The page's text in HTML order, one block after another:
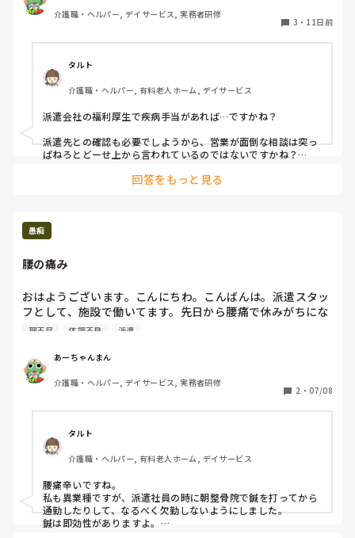
介護職・ヘルパー, デイサービス, 実務者研修
3 ・ 11日前
タルト
介護職・ヘルパー, 有料老人ホーム, デイサービス
派遣会社の福利厚生で疾病手当があれば…ですかね？
派遣先との確認も必要でしようから、営業が面倒な相談は突っ
ぱねろとどーせ上から言われているのではないですかね？
次の紹介がないのは、特にこの業界で腰痛は致命的ですし、ま
たすぐに休んだり辞められたら…という理由でしょう。
派遣は元よりこの業種を続けるにはまずはある程度腰痛は治す
ストレッチ等で良くなる場合も多いですよ。
目先なら単発で体調に合わせて稼ぐ、長い目を見るならたとえ
短時間パートでも直雇用になることです。
私はこの業種でも派遣やりましたが、生きづらさったらありゃ
しないという感じでした😭
私が単発バイト先の派遣さんはのびのびやってて一概には言え
ないと思いますが…派遣なら異業種の方が働きやすいですよ！
回答をもっと見る
愚痴
腰の痛み
おはようございます。こんにちわ。こんばんは。派遣スタッ
フとして、施設で働いてます。先日から腰痛で休みがちにな
ってしまい、整形外科へ受診しました。診断書を書いてもら
快するまでの間無理をしないことが望ましい。と診断書を出
してくれました。派遣会社からは、当日欠勤は、なるべく避
けてくださいと言われましたが、心配されるだけでなく、不
信感を持たされるのは心外れかと思いますと言われたんです
が、休むのはどうしたもんなんでしょうか？
理不尽 体調不良 派遣
あーちゃんまん
介護職・ヘルパー, デイサービス, 実務者研修
2 ・ 07/08
タルト
介護職・ヘルパー, 有料老人ホーム, デイサービス
腰痛辛いですね。
私も異業種ですが、派遣社員の時に朝整骨院で鍼を打ってから
通勤したりして、なるべく欠勤しないようにしました。
鍼は即効性がありますよ。